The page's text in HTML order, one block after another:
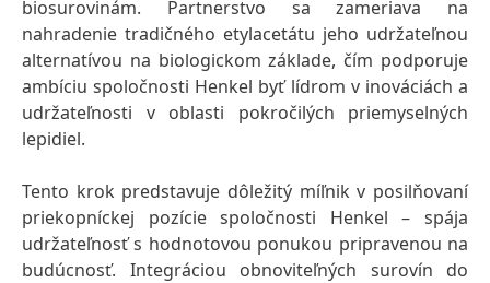
biosurovinám. Partnerstvo sa zameriava na
nahradenie tradičného etylacetátu jeho udržateľnou
alternatívou na biologickom základe, čím podporuje
ambíciu spoločnosti Henkel byť lídrom v inováciách a
udržateľnosti v oblasti pokročilých priemyselných
lepidiel.
Tento krok predstavuje dôležitý míľnik v posilňovaní
priekopníckej pozície spoločnosti Henkel – spája
udržateľnosť s hodnotovou ponukou pripravenou na
budúcnosť. Integráciou obnoviteľných surovín do